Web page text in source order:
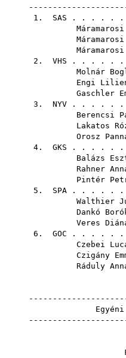
1. SAS . . . . . .
Máramarosi
2. VHS . . . . . .
Molnár
Engi
Gaschler
3. NYV . . . . . .
Berencsi
Lakatos
Orosz
4. GKS . . . . . .
Balázs
Rahner
Pintér
5. SPA . . . . . .
Walthier
Dankó
Veres
6. GOC . . . . . .
Czebei
Czigány
Ráduly